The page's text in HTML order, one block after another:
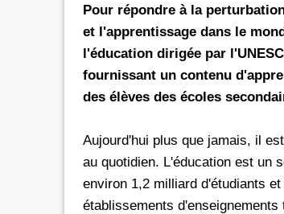
Pour répondre à la
et l'apprentissage dans le
l'éducation dirigée par
fournissant un contenu
des élèves des écoles
Aujourd'hui plus que jamais, il
au quotidien. L'éducation est un
environ 1,2 milliard d'étudiants
établissements
30 jours, et ce, en
code d'une recharge de 30 Dh
300 Mo pour le
passage que
le Pass 30 Dh